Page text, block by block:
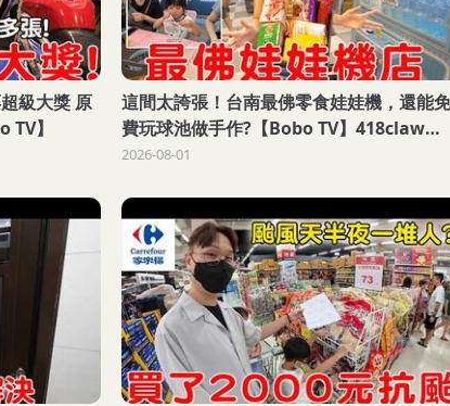
級大獎 原
】
這間太誇張！台南最佛零食娃娃機，還能
費玩球池做手作?【Bobo TV】418claw
machine
2026-08-01